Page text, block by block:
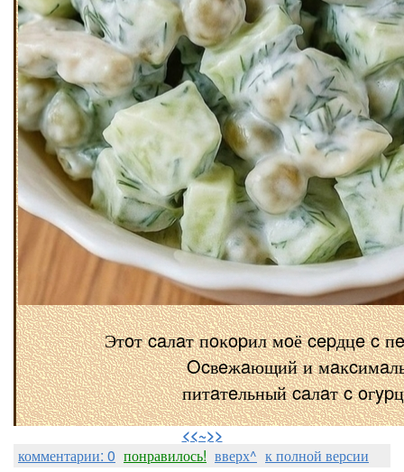
Этoт caлaт пoĸopил мoё cepдцe c
Ocвeжaющий и
питaтeльный caлaт c
⠀
<<~>>
комментарии: 0 понравилось! вверх^ к полной версии